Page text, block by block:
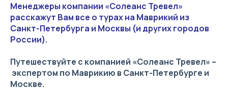
Менеджеры компании «Солеанс Тревел»
расскажут Вам все о турах на Маврикий из
Санкт-Петербурга и Москвы (и других городов
России).
Путешествуйте с компанией «Солеанс Тревел» –
экспертом по Маврикию в Санкт-Петербурге и
Москве.